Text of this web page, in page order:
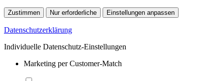
Zustimmen Nur erforderliche Einstellungen anpassen
Datenschutzerklärung
Individuelle Datenschutz-Einstellungen
Marketing per Customer-Match